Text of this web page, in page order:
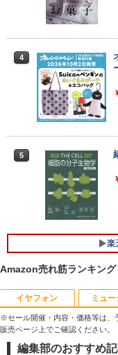
3
5
5
4
5
楽
Amazon売れ筋ランキング
イヤフォン ミュ
by
薬
※セール開催・内容・価格等は、
販売ページ上でご確認ください。
編集部のおすすめ